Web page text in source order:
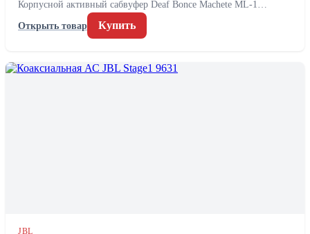
Корпусной активный сабвуфер Deaf Bonce Machete ML-1…
Открыть товар
Купить
JBL